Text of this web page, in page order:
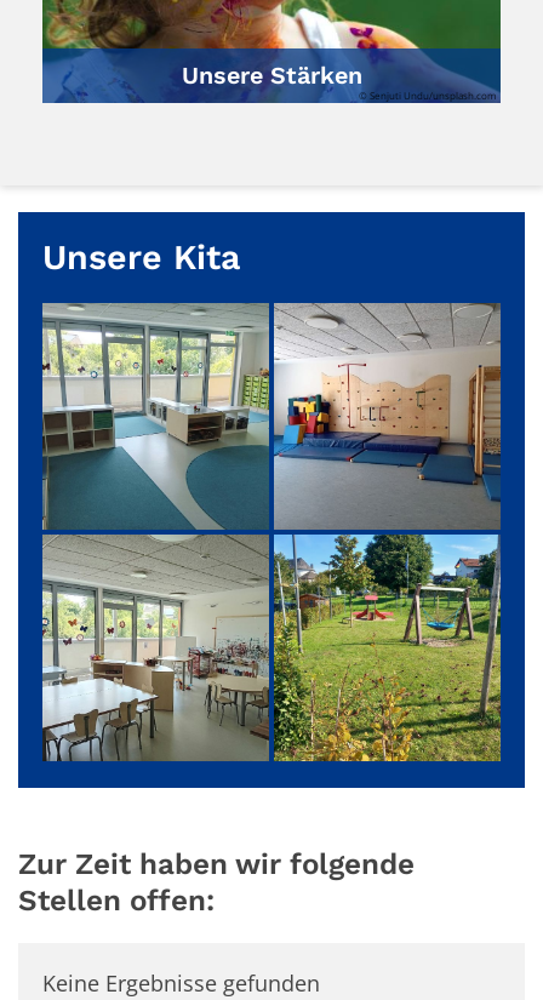
Unsere Stärken
© Senjuti Undu/unsplash.com
Unsere Kita
Zur Zeit haben wir folgende
Stellen offen:
Keine Ergebnisse gefunden